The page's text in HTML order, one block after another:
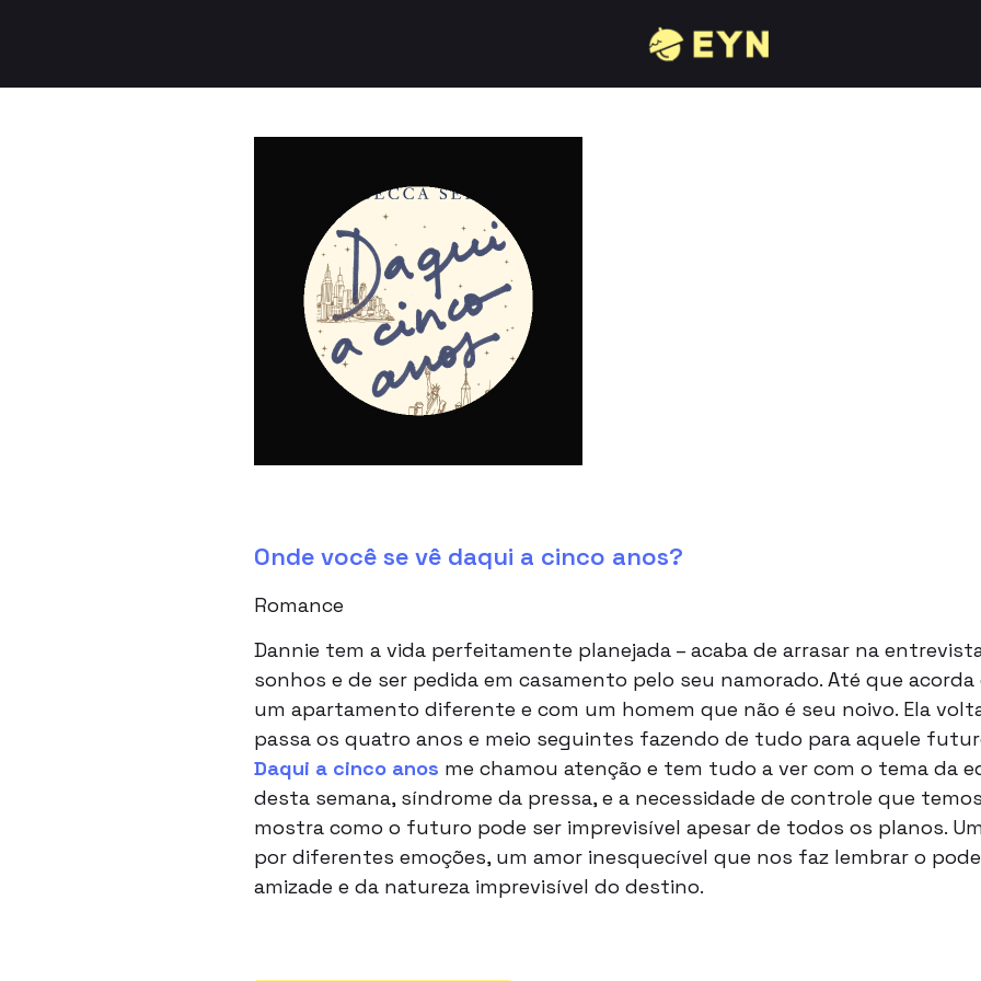
Onde você se vê daqui a cinco anos?
Romance
Dannie tem a vida perfeitamente planejada – acaba de arrasar na
sonhos e de ser pedida em casamento pelo seu namorado. Até que
um apartamento diferente e com um homem que não é seu noivo. Ela
passa os quatro anos e meio seguintes fazendo de tudo para aquele
Daqui a cinco anos me chamou atenção e tem tudo a ver com o tema da
desta semana, síndrome da pressa, e a necessidade de controle que
mostra como o futuro pode ser imprevisível apesar de todos os planos.
por diferentes emoções, um amor inesquecível que nos faz lembrar o
amizade e da natureza imprevisível do destino.